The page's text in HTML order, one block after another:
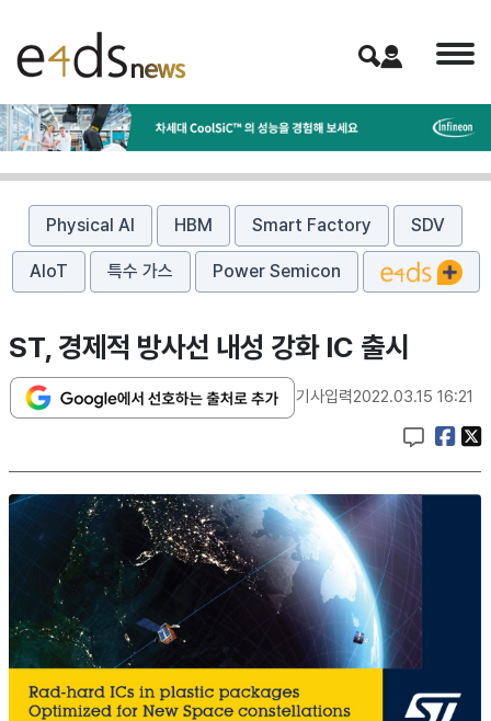
Physical AI HBM Smart Factory SDV
AIoT 특수 가스 Power Semicon
ST, 경제적 방사선 내성 강화 IC 출시
기사입력2022.03.15 16:21